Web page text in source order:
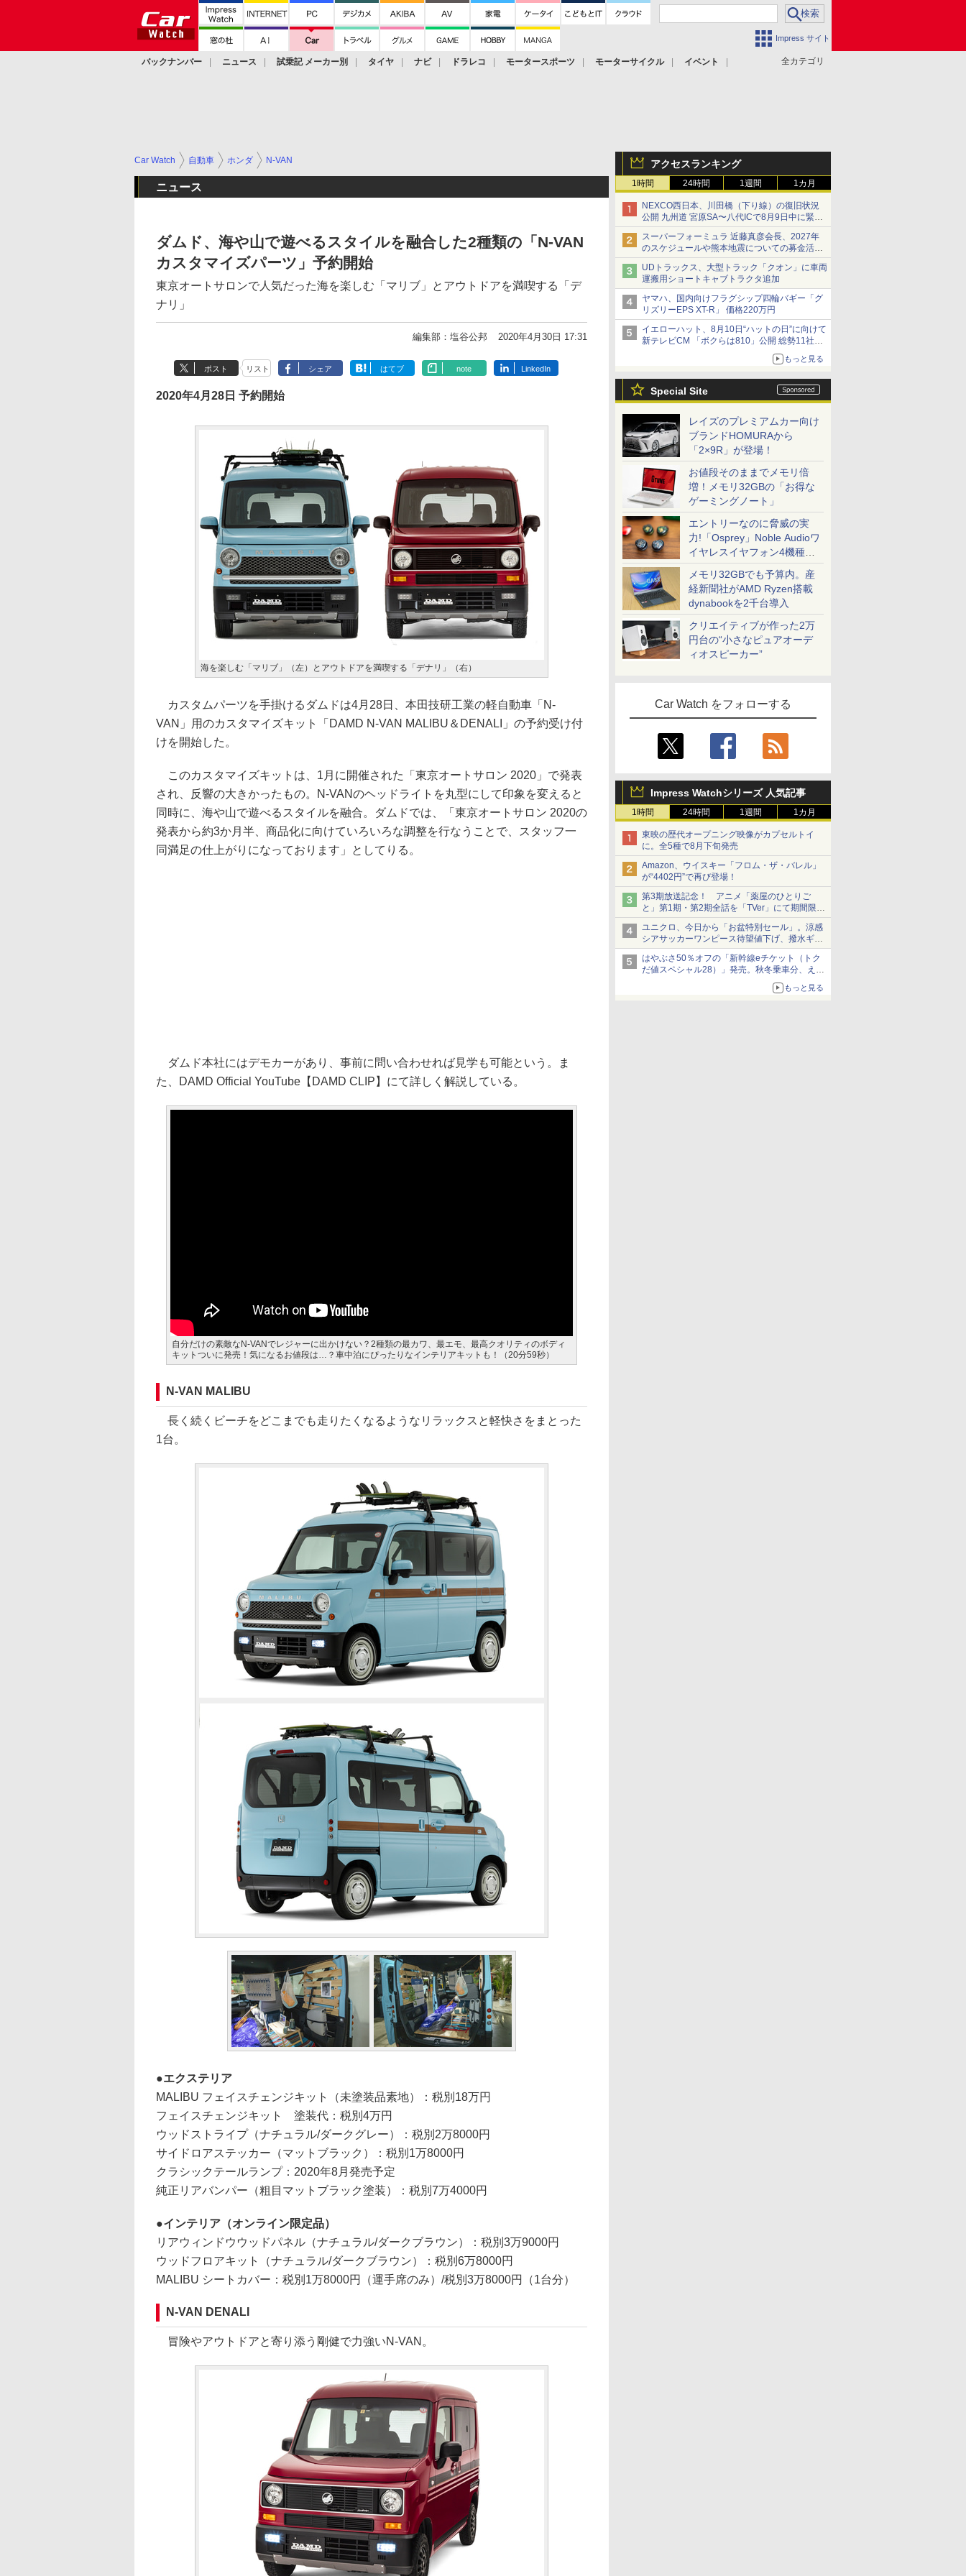
Impress サイト
全カテゴリ
バックナンバー ニュース 試乗記 メーカー別 タイヤ ナビ ドラレコ モータースポーツ モーターサイクル
イベント
アクセスランキング
1時間 24時間 1週間 1カ月
NEXCO西日本、川田橋（下り線）の復旧状況
公開 九州道 宮原SA〜八代ICで8月9日中に緊急
車両を通行可能に
スーパーフォーミュラ 近藤真彦会長、2027年
のスケジュールや熊本地震についての募金活動
を紹介
UDトラックス、大型トラック「クオン」に車両
運搬用ショートキャブトラクタ追加
ヤマハ、国内向けフラグシップ四輪バギー「グ
リズリーEPS XT-R」 価格220万円
イエローハット、8月10日“ハットの日”に向けて
新テレビCM 「ボクらは810」公開 総勢11社
もっと見る
Special Site
レイズのプレミアムカー向け
ブランドHOMURAから
「2×9R」が登場！
お値段そのままでメモリ倍
増！メモリ32GBの「お得な
ゲーミングノート」
エントリーなのに脅威の実
力!「Osprey」Noble Audioワ
イヤレスイヤフォン4機種を
一気に聴く
メモリ32GBでも予算内。産
経新聞社がAMD Ryzen搭載
dynabookを2千台導入
クリエイティブが作った2万
円台の“小さなピュアオーデ
ィオスピーカー”
Car Watch をフォローする
Impress Watchシリーズ 人気記事
1時間 24時間 1週間 1カ月
東映の歴代オープニング映像がカプセルトイ
に。全5種で8月下旬発売
Amazon、ウイスキー「フロム・ザ・バレル」
が“4402円”で再び登場！
第3期放送記念！ アニメ「薬屋のひとりご
と」第1期・第2期全話を「TVer」にて期間限定
で順次無料配信開始
ユニクロ、今日から「お盆特別セール」。涼感
シアサッカーワンピース待望値下げ、撥水ギア
ショーツは1990円に
はやぶさ50％オフの「新幹線eチケット（トク
だ値スペシャル28）」発売。秋冬乗車分、えき
もっと見る
Car Watch 自動車 ホンダ N-VAN
ニュース
ダムド、海や山で遊べるスタイルを融合した2種類の「N-VAN
カスタマイズパーツ」予約開始
東京オートサロンで人気だった海を楽しむ「マリブ」とアウトドアを満喫する「デ
ナリ」
編集部：塩谷公邦 2020年4月30日 17:31
ポスト リスト シェア はてブ note LinkedIn
2020年4月28日 予約開始
海を楽しむ「マリブ」（左）とアウトドアを満喫する「デナリ」（右）
カスタムパーツを手掛けるダムドは4月28日、本田技研工業の軽自動車「N-
VAN」用のカスタマイズキット「DAMD N-VAN MALIBU＆DENALI」の予約受け付
けを開始した。
このカスタマイズキットは、1月に開催された「東京オートサロン 2020」で発表
され、反響の大きかったもの。N-VANのヘッドライトを丸型にして印象を変えると
同時に、海や山で遊べるスタイルを融合。ダムドでは、「東京オートサロン 2020の
発表から約3か月半、商品化に向けていろいろな調整を行なうことで、スタッフ一
同満足の仕上がりになっております」としてりる。
ダムド本社にはデモカーがあり、事前に問い合わせれば見学も可能という。ま
た、DAMD Official YouTube【DAMD CLIP】にて詳しく解説している。
自分だけの素敵なN-VANでレジャーに出かけない？2種類の最カワ、最エモ、最高クオリティのボディ
キットついに発売！気になるお値段は…？車中泊にぴったりなインテリアキットも！（20分59秒）
N-VAN MALIBU
長く続くビーチをどこまでも走りたくなるようなリラックスと軽快さをまとった
1台。
エクステリア
MALIBU フェイスチェンジキット（未塗装品素地）：税別18万円
フェイスチェンジキット 塗装代：税別4万円
ウッドストライプ（ナチュラル/ダークグレー）：税別2万8000円
サイドロアステッカー（マットブラック）：税別1万8000円
クラシックテールランプ：2020年8月発売予定
純正リアバンパー（粗目マットブラック塗装）：税別7万4000円
インテリア（オンライン限定品）
リアウィンドウウッドパネル（ナチュラル/ダークブラウン）：税別3万9000円
ウッドフロアキット（ナチュラル/ダークブラウン）：税別6万8000円
MALIBU シートカバー：税別1万8000円（運手席のみ）/税別3万8000円（1台分）
N-VAN DENALI
冒険やアウトドアと寄り添う剛健で力強いN-VAN。